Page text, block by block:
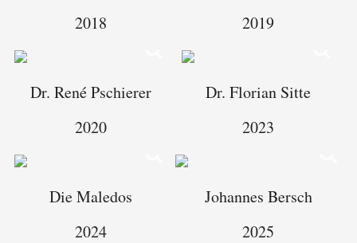
2018
2019
Dr. René Pschierer
2020
Dr. Florian Sitte
2023
Die Maledos
2024
Johannes Bersch
2025